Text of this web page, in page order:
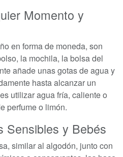
Momento y
en forma de moneda, son
la mochila, la bolsa del
añade unas gotas de agua y
hasta alcanzar un
utilizar agua fría, caliente o
perfume o limón.
Sensibles y Bebés
similar al algodón, junto con